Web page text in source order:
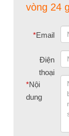
vòng 24
*Email
Điện
thoại
*Nội
dung